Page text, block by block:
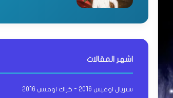
اشهر المقالات
سيريال اوفيس 2016 - كراك اوفيس 2016